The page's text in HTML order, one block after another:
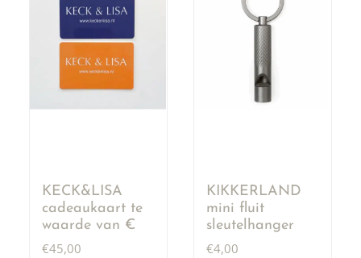
KECK&LISA
cadeaukaart te
waarde van €
50,00
€45,00
KIKKERLAND
mini fluit
sleutelhanger
€4,00